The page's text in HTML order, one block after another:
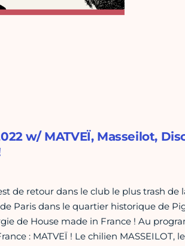
w/ MATVEÏ, Masseilot,
de retour dans le club le plus trash
Paris dans le quartier historique de
de House made in France ! Au
: MATVEÏ ! Le chilien MASSEILOT,